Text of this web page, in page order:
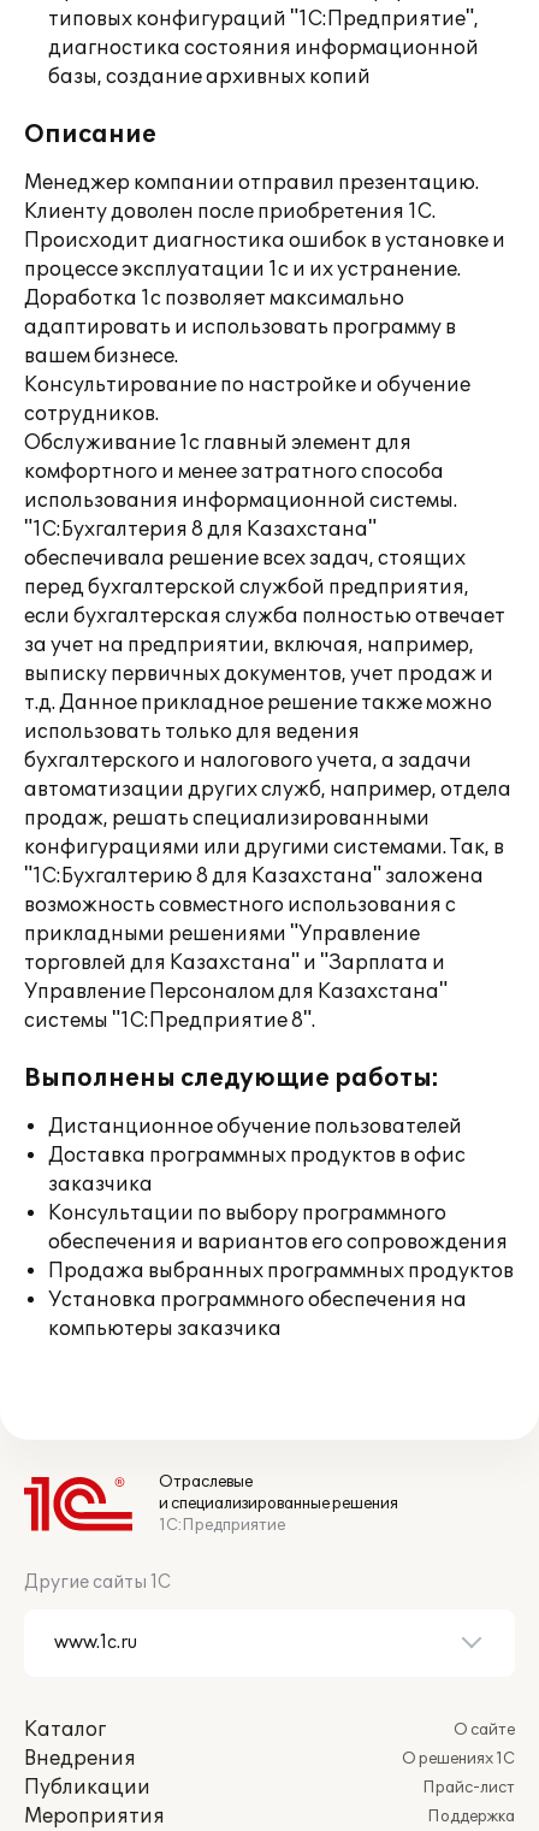
типовых конфигураций "1С:Предприятие",
диагностика состояния информационной
базы, создание архивных копий
Описание
Менеджер компании отправил презентацию.
Клиенту доволен после приобретения 1С.
Происходит диагностика ошибок в установке и
процессе эксплуатации 1с и их устранение.
Доработка 1с позволяет максимально
адаптировать и использовать программу в
вашем бизнесе.
Консультирование по настройке и обучение
сотрудников.
Обслуживание 1с главный элемент для
комфортного и менее затратного способа
использования информационной системы.
"1С:Бухгалтерия 8 для Казахстана"
обеспечивала решение всех задач, стоящих
перед бухгалтерской службой предприятия,
если бухгалтерская служба полностью отвечает
за учет на предприятии, включая, например,
выписку первичных документов, учет продаж и
т.д. Данное прикладное решение также можно
использовать только для ведения
бухгалтерского и налогового учета, а задачи
автоматизации других служб, например, отдела
продаж, решать специализированными
конфигурациями или другими системами. Так, в
"1С:Бухгалтерию 8 для Казахстана" заложена
возможность совместного использования с
прикладными решениями "Управление
торговлей для Казахстана" и "Зарплата и
Управление Персоналом для Казахстана"
системы "1С:Предприятие 8".
Выполнены следующие работы:
Дистанционное обучение пользователей
Доставка программных продуктов в офис
заказчика
Консультации по выбору программного
обеспечения и вариантов его сопровождения
Продажа выбранных программных продуктов
Установка программного обеспечения на
компьютеры заказчика
Отраслевые
и специализированные решения
1С:Предприятие
Другие сайты 1С
Каталог
Внедрения
Публикации
Мероприятия
О сайте
О решениях 1С
Прайс-лист
Поддержка